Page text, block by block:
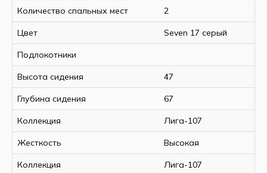
Количество спальных мест 2
Цвет Seven 17 серый
Подлокотники
Высота сидения 47
Глубина сидения 67
Коллекция Лига-107
Жесткость Высокая
Коллекция Лига-107